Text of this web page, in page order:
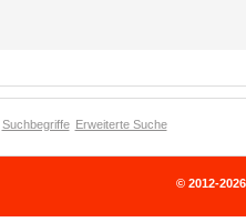
Suchbegriffe Erweiterte Suche
© 2012-